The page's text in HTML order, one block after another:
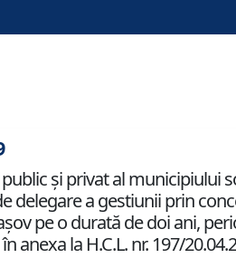
şi privat al municipiului
delegare a gestiunii prin
pe o durată de doi ani,
la H.C.L. nr. 197/